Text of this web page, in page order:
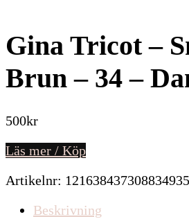
Gina Tricot –
Brun – 34 –
500kr
Läs mer / Köp
Artikelnr:
Beskrivning